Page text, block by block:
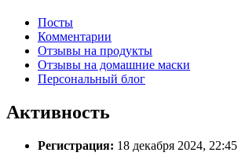
Посты
Комментарии
Отзывы на продукты
Отзывы на домашние маски
Персональный блог
Активность
Регистрация: 18 декабря 2024, 22:45